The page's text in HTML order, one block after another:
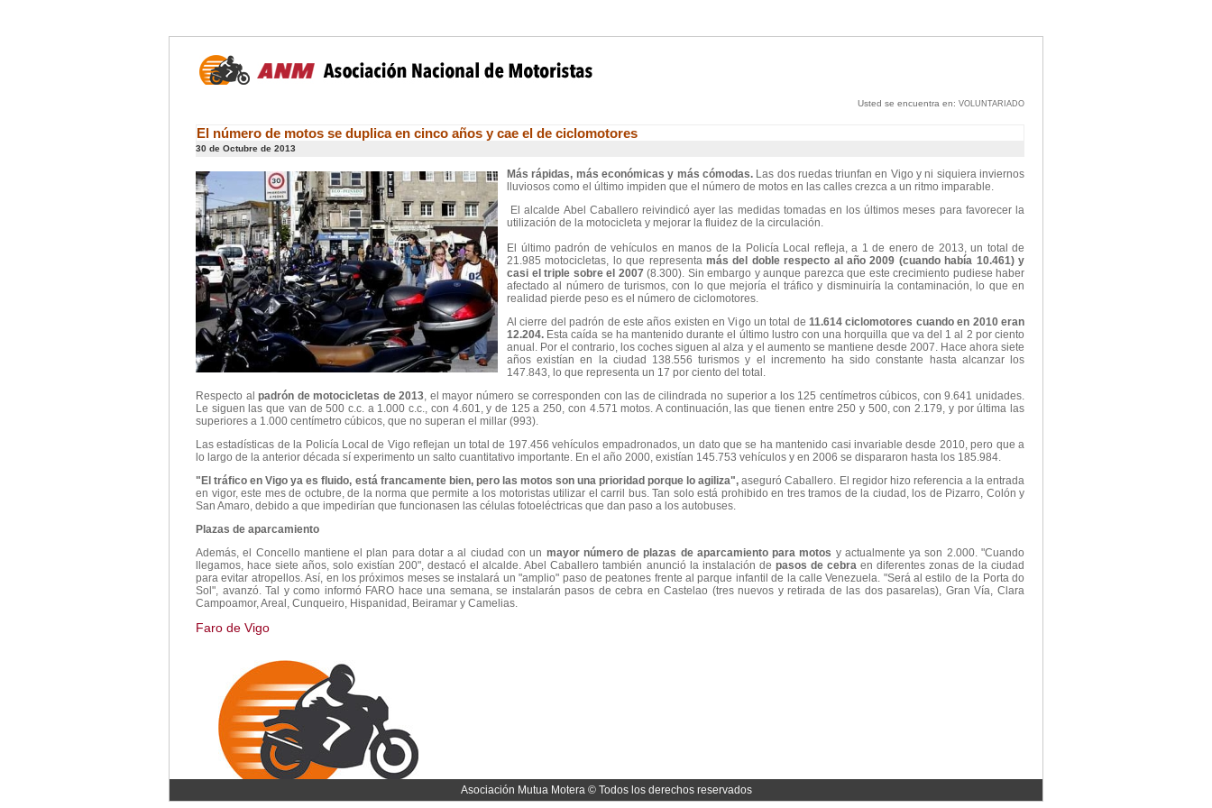
Usted se encuentra en: VOLUNTARIADO
El número de motos se duplica en cinco años y cae el de ciclomotores
30 de Octubre de 2013
Más rápidas, más económicas y más cómodas. Las dos ruedas triunfan en Vigo y ni siquiera inviernos
lluviosos como el último impiden que el número de motos en las calles crezca a un ritmo imparable.
El alcalde Abel Caballero reivindicó ayer las medidas tomadas en los últimos meses para favorecer la
utilización de la motocicleta y mejorar la fluidez de la circulación.
El último padrón de vehículos en manos de la Policía Local refleja, a 1 de enero de 2013, un total de
21.985 motocicletas, lo que representamás del doble respecto al año 2009 (cuando había 10.461) y
casi el triple sobre el 2007 (8.300). Sin embargo y aunque parezca que este crecimiento pudiese haber
afectado al número de turismos, con lo que mejoría el tráfico y disminuiría la contaminación, lo que en
realidad pierde peso es el número de ciclomotores.
Al cierre del padrón de este años existen en Vigo un total de 11.614 ciclomotores cuando en 2010 eran
12.204. Esta caída se ha mantenido durante el último lustro con una horquilla que va del 1 al 2 por ciento
anual. Por el contrario, los coches siguen al alza y el aumento se mantiene desde 2007. Hace ahora siete
años existían en la ciudad 138.556 turismos y el incremento ha sido constante hasta alcanzar los
147.843, lo que representa un 17 por ciento del total.
Respecto alpadrón de motocicletas de 2013, el mayor número se corresponden con las de cilindrada no superior a los 125 centímetros cúbicos, con 9.641 unidades.
Le siguen las que van de 500 c.c. a 1.000 c.c., con 4.601, y de 125 a 250, con 4.571 motos. A continuación, las que tienen entre 250 y 500, con 2.179, y por última las
superiores a 1.000 centímetro cúbicos, que no superan el millar (993).
Las estadísticas de la Policía Local de Vigo reflejan un total de 197.456 vehículos empadronados, un dato que se ha mantenido casi invariable desde 2010, pero que a
lo largo de la anterior década sí experimento un salto cuantitativo importante. En el año 2000, existían 145.753 vehículos y en 2006 se dispararon hasta los 185.984.
"El tráfico en Vigo ya es fluido, está francamente bien, pero las motos son una prioridad porque lo agiliza",aseguró Caballero. El regidor hizo referencia a la entrada
en vigor, este mes de octubre, de la norma que permite a los motoristas utilizar el carril bus. Tan solo está prohibido en tres tramos de la ciudad, los de Pizarro, Colón y
San Amaro, debido a que impedirían que funcionasen las células fotoeléctricas que dan paso a los autobuses.
Plazas de aparcamiento
Además, el Concello mantiene el plan para dotar a al ciudad con un mayor número de plazas de aparcamiento para motos y actualmente ya son 2.000. "Cuando
llegamos, hace siete años, solo existían 200", destacó el alcalde. Abel Caballero también anunció la instalación de pasos de cebraen diferentes zonas de la ciudad
para evitar atropellos. Así, en los próximos meses se instalará un "amplio" paso de peatones frente al parque infantil de la calle Venezuela. "Será al estilo de la Porta do
Sol", avanzó. Tal y como informó FARO hace una semana, se instalarán pasos de cebra en Castelao (tres nuevos y retirada de las dos pasarelas), Gran Vía, Clara
Campoamor, Areal, Cunqueiro, Hispanidad, Beiramar y Camelias.
Faro de Vigo
Asociación Mutua Motera © Todos los derechos reservados